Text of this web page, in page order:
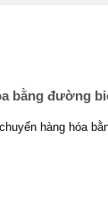
bằng đường
hàng hóa